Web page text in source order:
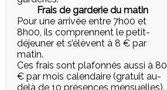
Frais de garderie du matin
Pour une arrivée entre 7h00 et
8h00, ils comprennent le petit-
déjeuner et s’élèvent à 8 € par
matin.
Ces frais sont plafonnés aussi à 80
€ par mois calendaire (gratuit au-
delà de 10 présences mensuelles).